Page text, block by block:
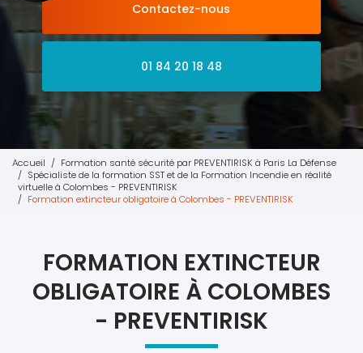
Contactez-nous
01 84 20 18 48
Voir le certificat
Accueil
Formation santé sécurité par PREVENTIRISK à Paris La Défense
Spécialiste de la formation SST et de la Formation Incendie en réalité
virtuelle à Colombes - PREVENTIRISK
Formation extincteur obligatoire à Colombes - PREVENTIRISK
FORMATION EXTINCTEUR
OBLIGATOIRE À COLOMBES
- PREVENTIRISK